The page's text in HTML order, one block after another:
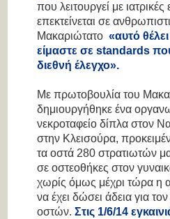
που λειτουργεί με ιατρικές
επεκτείνεται σε
Μακαριώτατο«αυτό
είμαστε σεstandards
διεθνή έλεγχο».
Με πρωτοβουλία του
δημιουργήθηκε ένα
νεκροταφείο δίπλα στον
στην Κλεισούρα,
τα οστά 280 στρατιωτών
σε οστεοθήκες στον
χωρίς όμως μέχρι τώρα η
να έχει δώσει άδεια για
οστών.Στις 1/6/14